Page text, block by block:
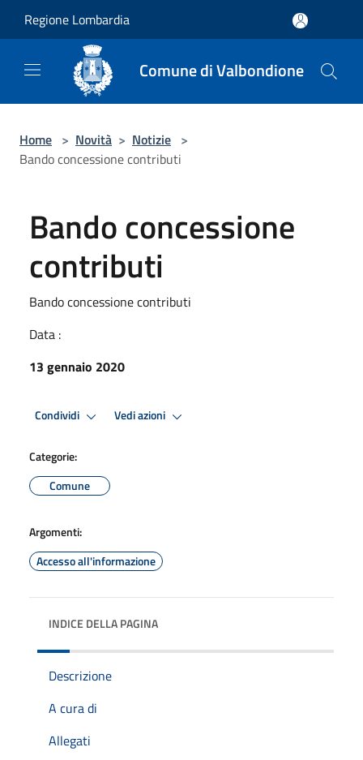
Regione Lombardia
Comune di Valbondione
Home > Novità > Notizie >
Bando concessione contributi
Bando concessione
contributi
Bando concessione contributi
Data :
13 gennaio 2020
Condividi Vedi azioni
Categorie:
Comune
Argomenti:
Accesso all'informazione
INDICE DELLA PAGINA
Descrizione
A cura di
Allegati